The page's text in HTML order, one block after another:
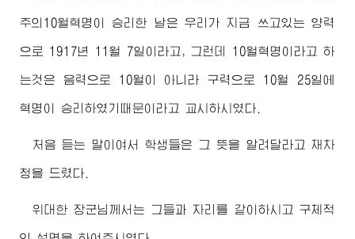
주의10월혁명이 승리한 날은 우리가 지금 쓰고있는 양력
으로 1917년 11월 7일이라고, 그런데 10월혁명이라고 하
는것은 음력으로 10월이 아니라 구력으로 10월 25일에
혁명이 승리하였기때문이라고 교시하시였다.
처음 듣는 말이여서 학생들은 그 뜻을 알려달라고 재차
청을 드렸다.
위대한 장군님 께서는 그들과 자리를 같이하시고 구체적